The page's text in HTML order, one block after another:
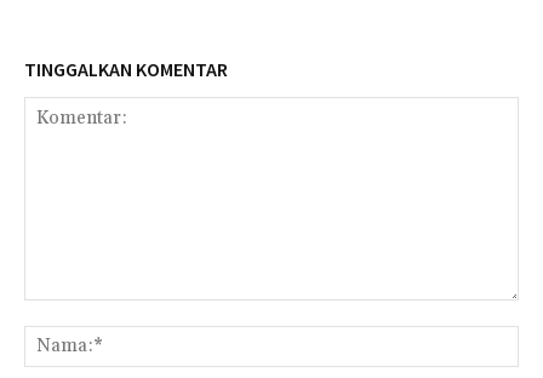
TINGGALKAN KOMENTAR